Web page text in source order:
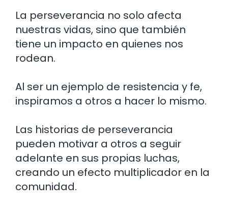
La perseverancia no solo afecta
nuestras vidas, sino que también
tiene un impacto en quienes nos
rodean.
Al ser un ejemplo de resistencia y fe,
inspiramos a otros a hacer lo mismo.
Las historias de perseverancia
pueden motivar a otros a seguir
adelante en sus propias luchas,
creando un efecto multiplicador en la
comunidad.